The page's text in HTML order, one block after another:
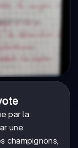
par la
une
champignons,